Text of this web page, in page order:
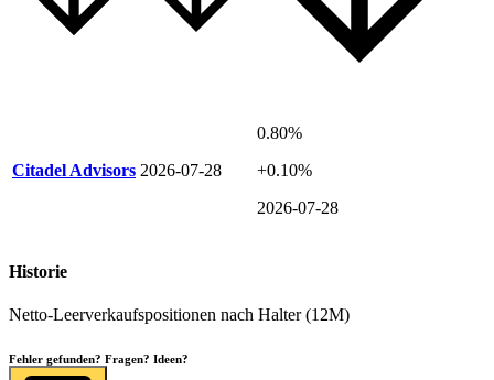
Citadel Advisors 2026-07-28
0.80%
+0.10%
2026-07-28
Historie
Netto-Leerverkaufspositionen nach Halter (12M)
Fehler gefunden? Fragen? Ideen?